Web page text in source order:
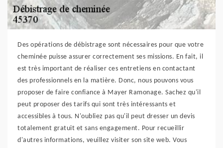
Des opérations de débistrage sont nécessaires pour que votre
cheminée puisse assurer correctement ses missions. En fait, il
est très important de réaliser ces entretiens en contactant
des professionnels en la matière. Donc, nous pouvons vous
proposer de faire confiance à Mayer Ramonage. Sachez qu'il
peut proposer des tarifs qui sont très intéressants et
accessibles à tous. N'oubliez pas qu'il peut dresser un devis
totalement gratuit et sans engagement. Pour recueillir
d'autres informations, veuillez visiter son site web. Vous